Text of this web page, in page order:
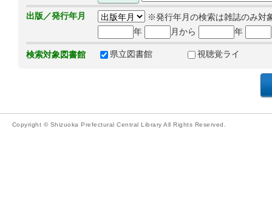
出版／発行年月
※発行年月の検索は雑誌のみ対
年
月から 年
検索対象図書館 県立図書館 視聴覚ライ
Copyright © Shizuoka Prefectural Central Library All Rights Reserved.